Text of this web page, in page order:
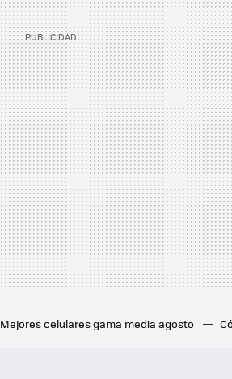
Mejores celulares gama media agosto